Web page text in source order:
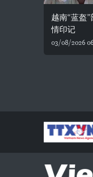
越南“蓝盔
情印记
03/08/2026